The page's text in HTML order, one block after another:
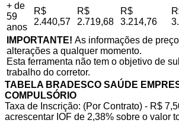
+ de
59
anos
R$
2.440,57
R$
2.719,68
R$
3.214,76
IMPORTANTE! As informações de
alterações a qualquer momento.
Esta ferramenta não tem o objetivo de
trabalho do corretor.
TABELA BRADESCO SAÚDE
COMPULSÓRIO
Taxa de Inscrição: (Por Contrato) - R$
acrescentar IOF de 2,38% sobre o valor